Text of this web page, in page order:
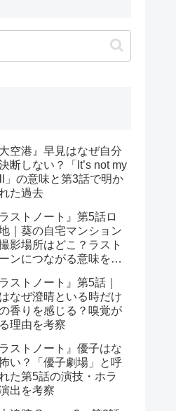
大空港』早見はなぜ自分
断しない？「It’s not my
」の意味と第3話で明か
た過去
ラストノート』第5話ロ
｜葵の自宅マンション
影場所はどこ？ラスト
ンにつながる意味を考
ラストノート』第5話｜
なぜ澄晴といる時だけ
香りを感じる？嗅覚が
理由を考察
ラストノート』優子はな
い？「優子劇場」と呼
た第5話の演技・ホラ
出を考察